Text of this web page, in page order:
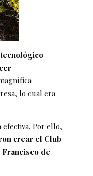
lo cual era
Por ello,
crear el Club
Francisco de